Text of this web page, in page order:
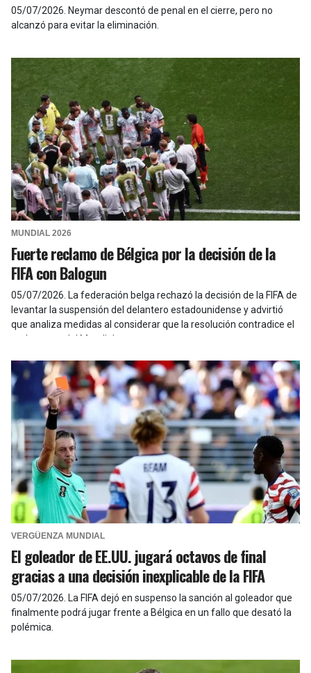
05/07/2026 Neymar descontó de penal en el cierre, pero no
alcanzó para evitar la eliminación.
MUNDIAL 2026
Fuerte reclamo de Bélgica por la decisión de la
FIFA con Balogun
05/07/2026 La federación belga rechazó la decisión de la FIFA de
levantar la suspensión del delantero estadounidense y advirtió
que analiza medidas al considerar que la resolución contradice el
reglamento del Mundial.
VERGÜENZA MUNDIAL
El goleador de EE.UU. jugará octavos de final
gracias a una decisión inexplicable de la FIFA
05/07/2026 La FIFA dejó en suspenso la sanción al goleador que
finalmente podrá jugar frente a Bélgica en un fallo que desató la
polémica.